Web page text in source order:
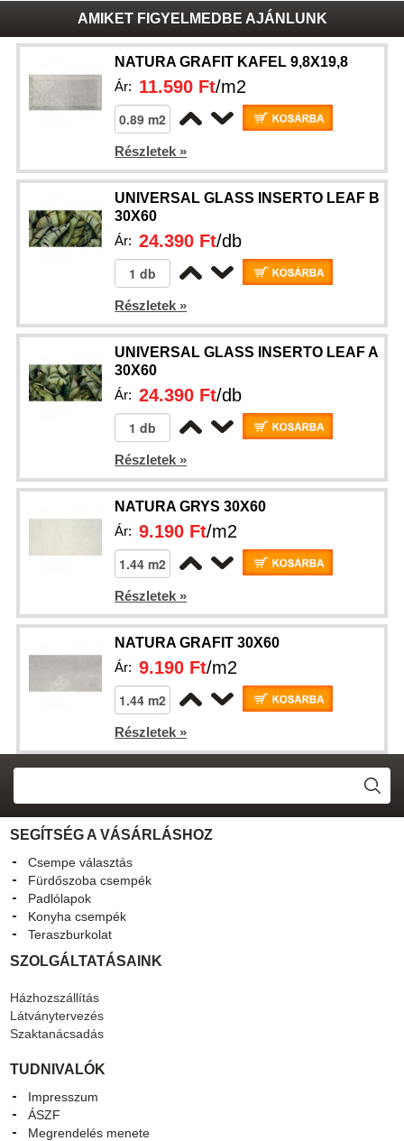
AMIKET FIGYELMEDBE AJÁNLUNK
NATURA GRAFIT KAFEL 9,8X19,8
Ár: 11.590 Ft/m2
Részletek »
UNIVERSAL GLASS INSERTO LEAF B
30X60
Ár: 24.390 Ft/db
Részletek »
UNIVERSAL GLASS INSERTO LEAF A
30X60
Ár: 24.390 Ft/db
Részletek »
NATURA GRYS 30X60
Ár:9.190 Ft/m2
Részletek »
NATURA GRAFIT 30X60
Ár:9.190 Ft/m2
Részletek »
SEGÍTSÉG A VÁSÁRLÁSHOZ
Csempe választás
Fürdőszoba csempék
Padlólapok
Konyha csempék
Teraszburkolat
SZOLGÁLTATÁSAINK
Házhozszállítás
Látványtervezés
Szaktanácsadás
TUDNIVALÓK
Impresszum
ÁSZF
Megrendelés menete